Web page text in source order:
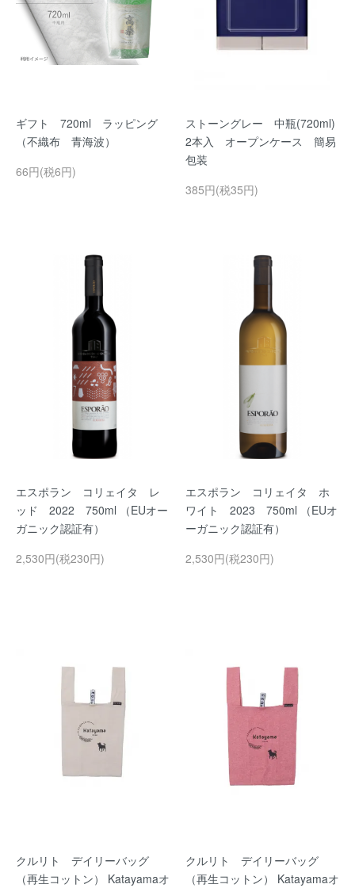
ギフト 720ml ラッピング
（不織布 青海波）
66円(税6円)
ストーングレー 中瓶(720ml)
2本入 オープンケース 簡易
包装
385円(税35円)
エスポラン コリェイタ レ
ッド 2022 750ml （EUオー
ガニック認証有）
2,530円(税230円)
エスポラン コリェイタ ホ
ワイト 2023 750ml （EUオ
ーガニック認証有）
2,530円(税230円)
クルリト デイリーバッグ
（再生コットン） Katayamaオ
クルリト デイリーバッグ
（再生コットン） Katayamaオ